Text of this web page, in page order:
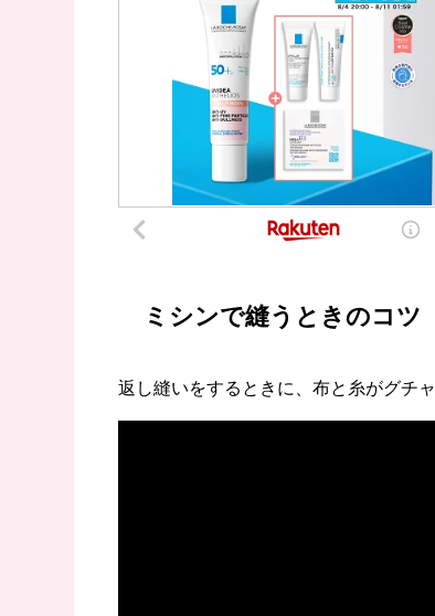
ミシンで縫うときのコツ
返し縫いをするときに、布と糸がグチ